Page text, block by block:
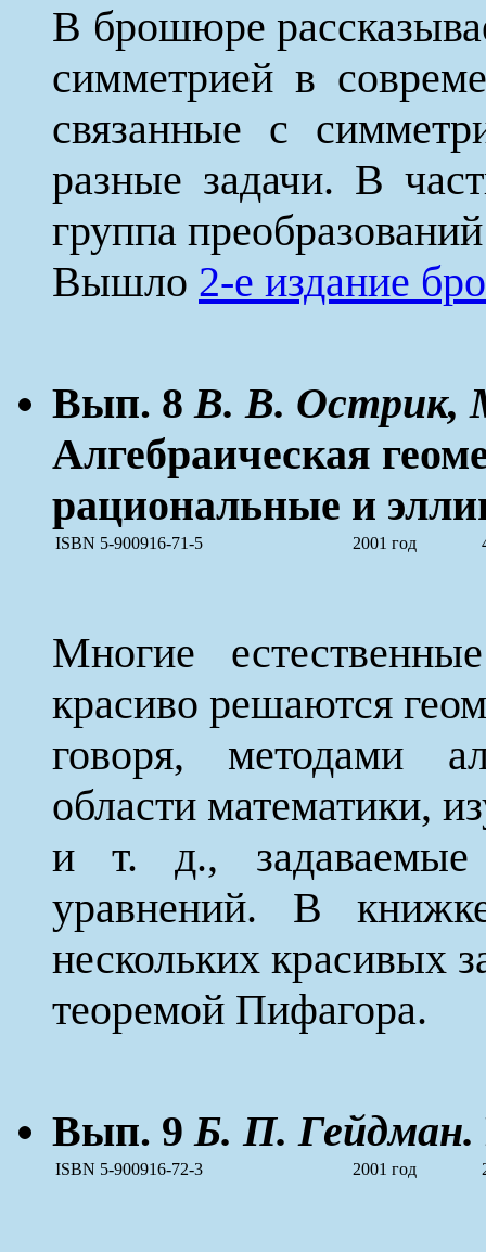
В брошюре
симметрией в
связанные с
разные задачи. В
группа
Вышло 2-е издание
Вып. 8 В. В. Острик,
Алгебраическая
рациональные и
ISBN 5-900916-71-5 2001 год
Многие
красиво решаются
говоря, методами
области математики,
и т. д., задаваемые
уравнений. В
нескольких красивых
теоремой Пифагора.
Вып. 9 Б. П. Гейдман.
ISBN 5-900916-72-3 2001 год